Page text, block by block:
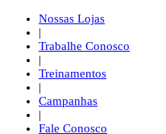
Nossas Lojas
|
Trabalhe Conosco
|
Treinamentos
|
Campanhas
|
Fale Conosco